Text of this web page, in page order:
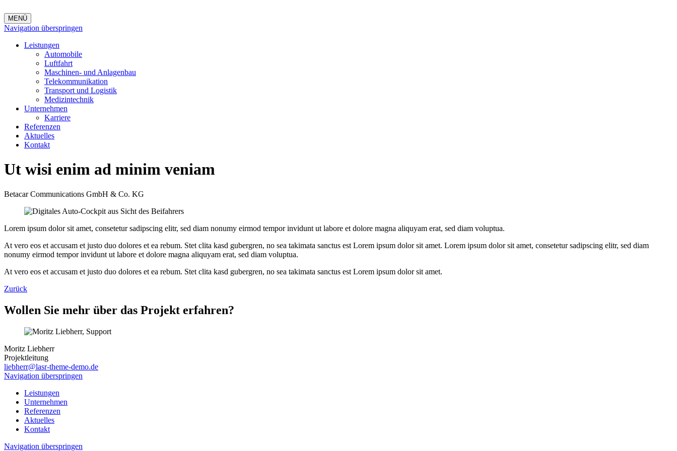
MENÜ
Navigation überspringen
Leistungen
Automobile
Luftfahrt
Maschinen- und Anlagenbau
Telekommunikation
Transport und Logistik
Medizintechnik
Unternehmen
Karriere
Referenzen
Aktuelles
Kontakt
Ut wisi enim ad minim veniam
Betacar Communications GmbH & Co. KG
Lorem ipsum dolor sit amet, consetetur sadipscing elitr, sed diam nonumy eirmod tempor invidunt ut labore et dolore magna aliquyam erat, sed diam voluptua.
At vero eos et accusam et justo duo dolores et ea rebum. Stet clita kasd gubergren, no sea takimata sanctus est Lorem ipsum dolor sit amet. Lorem ipsum dolor sit amet, consetetur sadipscing elitr, sed diam
nonumy eirmod tempor invidunt ut labore et dolore magna aliquyam erat, sed diam voluptua.
At vero eos et accusam et justo duo dolores et ea rebum. Stet clita kasd gubergren, no sea takimata sanctus est Lorem ipsum dolor sit amet.
Zurück
Wollen Sie mehr über das Projekt erfahren?
Moritz Liebherr
Projektleitung
liebherr@lasr-theme-demo.de
Navigation überspringen
Leistungen
Unternehmen
Referenzen
Aktuelles
Kontakt
Navigation überspringen